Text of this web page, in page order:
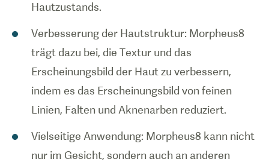
Hautzustands.
Verbesserung der Hautstruktur: Morpheus8
trägt dazu bei, die Textur und das
Erscheinungsbild der Haut zu verbessern,
indem es das Erscheinungsbild von feinen
Linien, Falten und Aknenarben reduziert.
Vielseitige Anwendung: Morpheus8 kann nicht
nur im Gesicht, sondern auch an anderen